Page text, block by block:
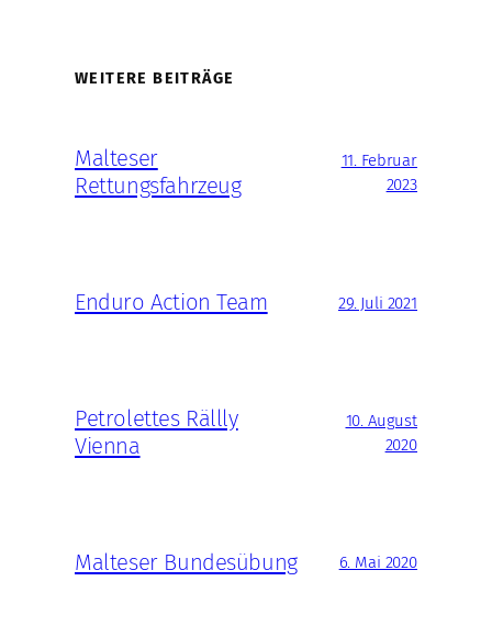
WEITERE BEITRÄGE
Malteser
Rettungsfahrzeug
11. Februar
2023
Enduro Action Team 29. Juli 2021
Petrolettes Rällly
Vienna
10. August
2020
Malteser Bundesübung 6. Mai 2020